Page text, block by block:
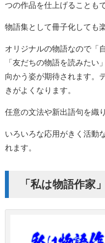
つの作品を仕上げることも
物語集として冊子化しても
オリジナルの物語なので「
「友だちの物語を読みたい
向かう姿が期待されます。
きがよくなります。
任意の文法や新出語句を織
いろいろな応用がきく活動
れます。
「私は物語作家